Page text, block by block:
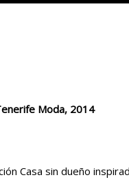
Moda, 2014
Casa sin dueño